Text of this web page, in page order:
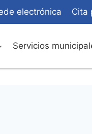
electrónica Cita
Servicios